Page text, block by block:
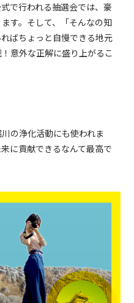
で行われる抽選会では、豪
す。そして、「そんなの知
ばちょっと自慢できる地元
意外な正解に盛り上がるこ
の浄化活動にも使われま
に貢献できるなんて最高で